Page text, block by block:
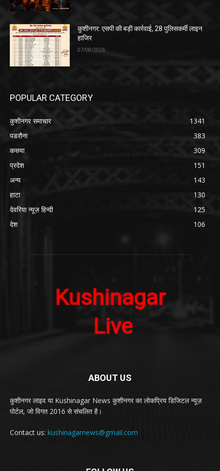
कुशीनगर: एसपी की बड़ी कार्रवाई, 28 पुलिसकर्मी लाइन
हाजिर
07/08/2026
POPULAR CATEGORY
कुशीनगर समाचार
1341
पडरौना
383
कसया
309
प्रदेश
151
अन्य
143
हाटा
130
देवरिया न्यूज़ हिन्दी
125
देश
106
ABOUT US
कुशीनगर लाइव या Kushinagar News कुशीनगर का लोकप्रिय डिजिटल न्यूज़
पोर्टल, जो विगत 2016 से संचलित है।
Contact us: kushinagarnews@gmail.com